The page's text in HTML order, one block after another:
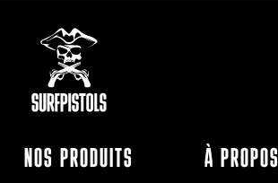
NOS PRODUITS À PROPOS